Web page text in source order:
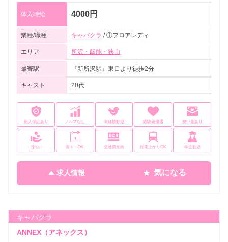
体入時給 4000円
業種/職種 キャバクラ / ①フロアレディ
エリア 所沢・飯能・狭山
最寄駅 『新所沢駅』東口より徒歩2分
キャスト 20代
新人保証あり ノルマなし 未経験歓迎 経験者優遇 祝い金あり
日払い 週１～OK 交通費支給 終電上がりOK 学生歓迎
求人情報 気になる
キャバクラ
ANNEX（アネックス）